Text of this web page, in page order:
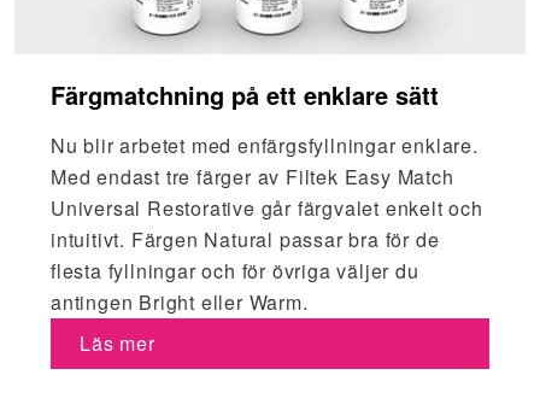
Färgmatchning på ett enklare sätt
Nu blir arbetet med enfärgsfyllningar enklare.
Med endast tre färger av Filtek Easy Match
Universal Restorative går färgvalet enkelt och
intuitivt. Färgen Natural passar bra för de
flesta fyllningar och för övriga väljer du
antingen Bright eller Warm.
Läs mer